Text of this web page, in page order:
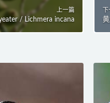
上一篇
/ Lichmera incana